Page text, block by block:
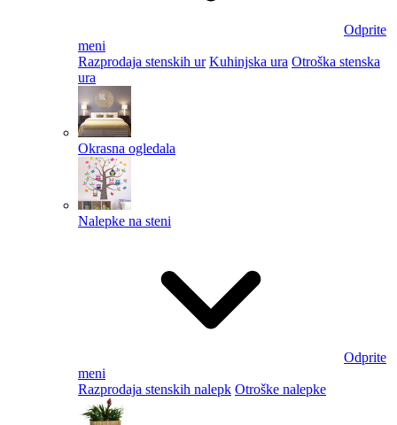
Odprite
meni
Razprodaja stenskih ur Kuhinjska ura Otroška stenska
ura
Okrasna ogledala
Nalepke na steni
Odprite
meni
Razprodaja stenskih nalepk Otroške nalepke